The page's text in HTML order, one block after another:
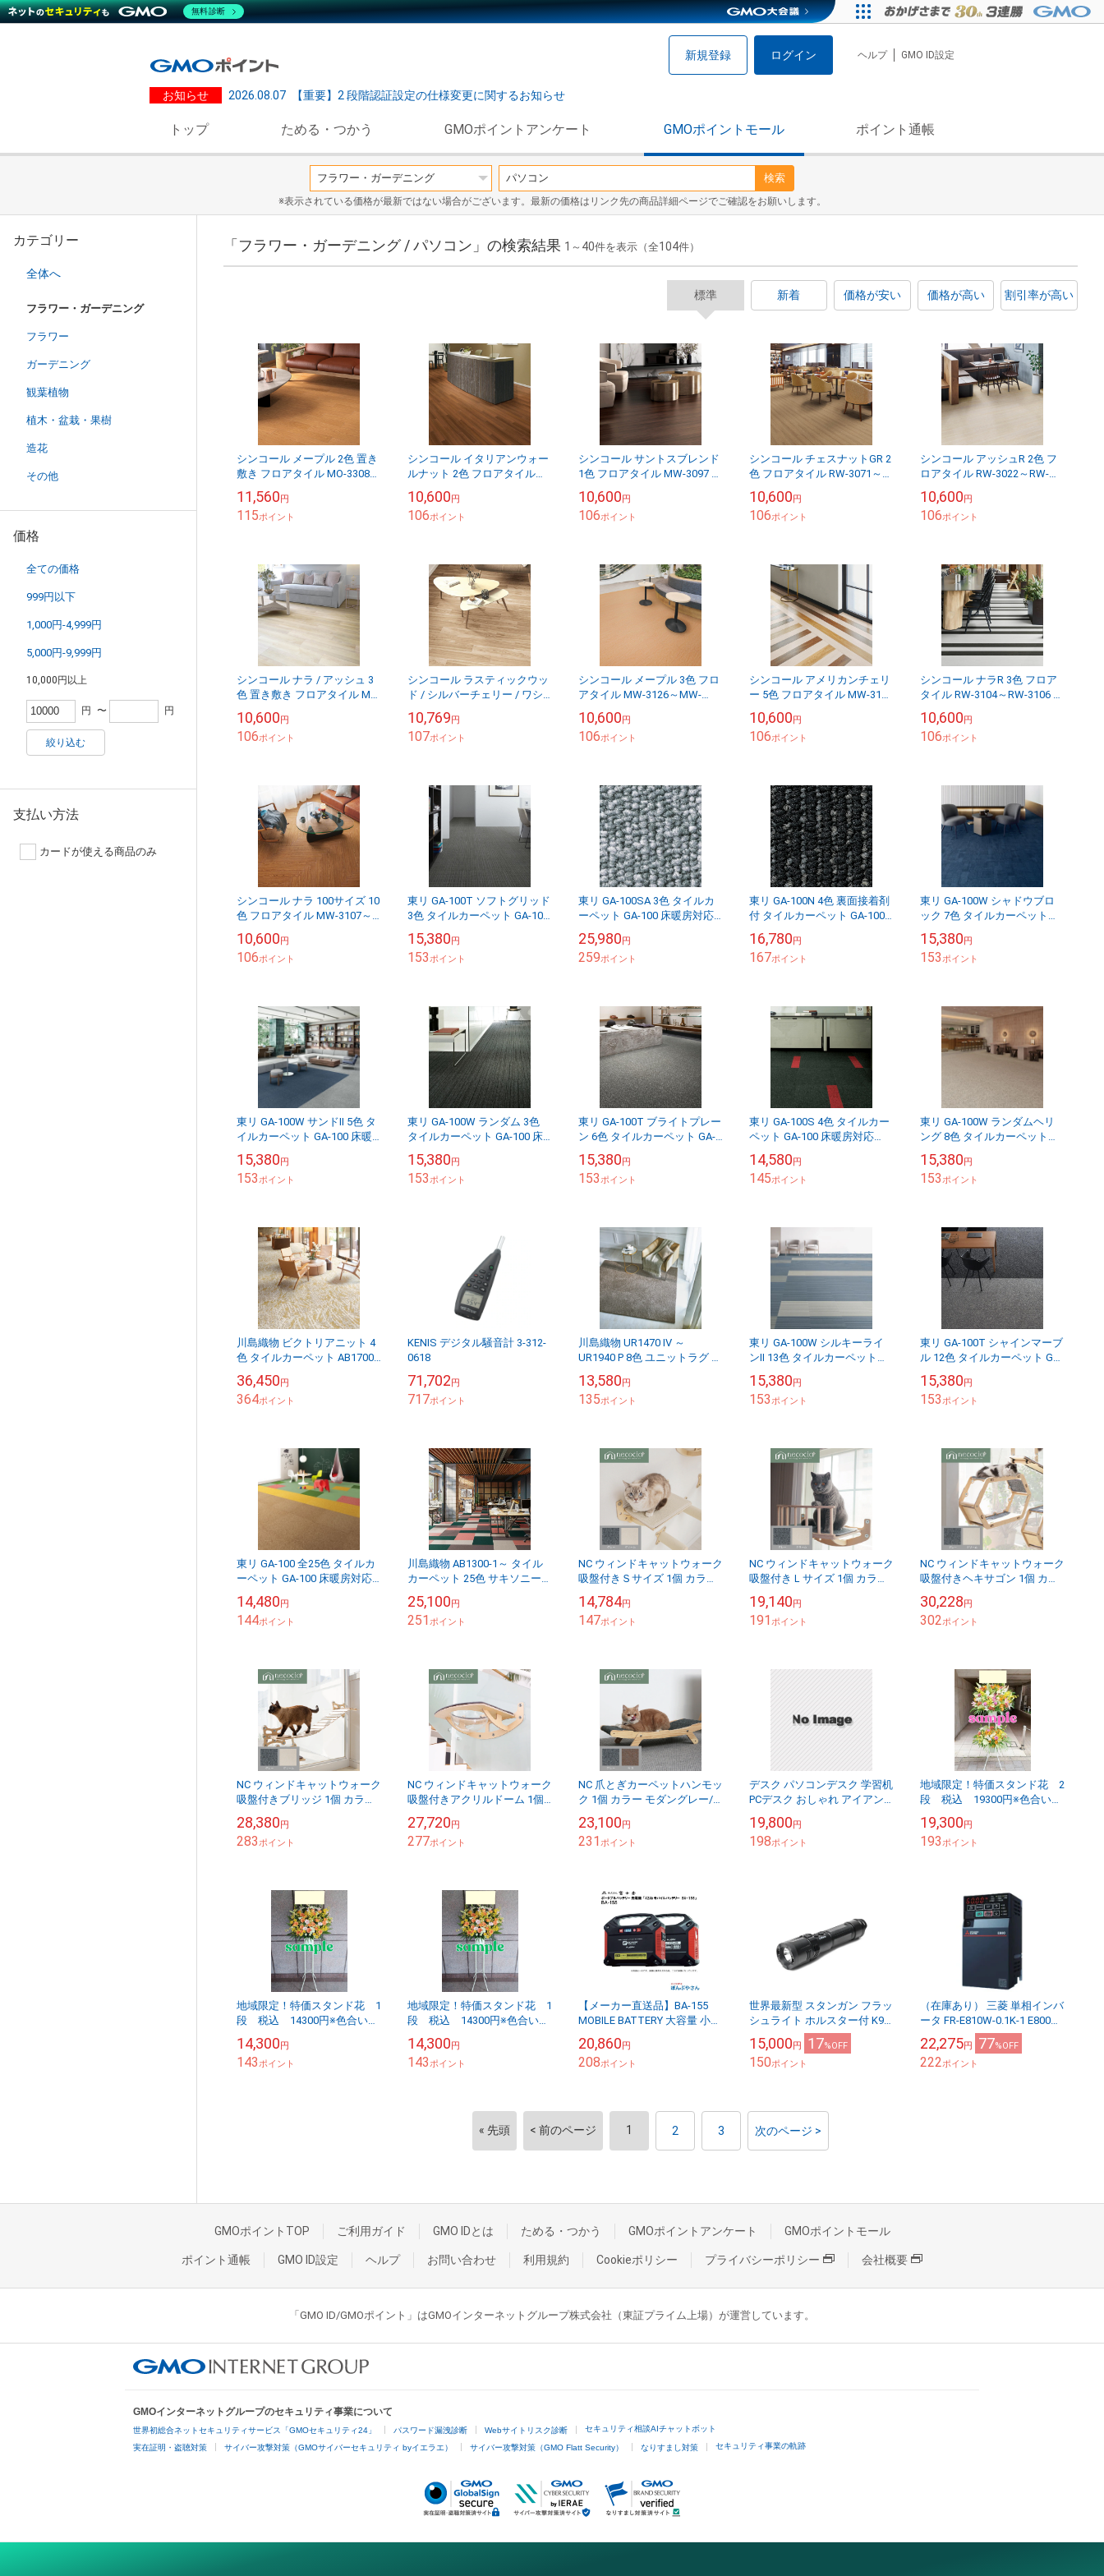
新規登録 ログイン ヘルプ GMO ID設定
お知らせ 2026.08.07 【重要】2 段階認証設定の仕様変更に関するお知らせ
トップ ためる・つかう GMOポイントアンケート GMOポイントモール ポイント通帳
検索
※表示されている価格が最新ではない場合がございます。最新の価格はリンク先の商品詳細ページでご確認をお願いします。
カテゴリー
全体へ
フラワー・ガーデニング
フラワー
ガーデニング
観葉植物
植木・盆栽・果樹
造花
その他
価格
全ての価格
999円以下
1,000円-4,999円
5,000円-9,999円
10,000円以上
円 〜 円
絞り込む
支払い方法
カードが使える商品のみ
「フラワー・ガーデニング / パソコン」の検索結果 1 ～ 40件を表示（全104件）
標準 新着 価格が安い 価格が高い 割引率が高い
シンコール メープル 2色 置き
敷き フロアタイル MO-3308～
2028 1ケース36枚入...
11,560円
115ポイント
シンコール イタリアンウォー
ルナット 2色 フロアタイル
ネラ2025-2028 1ケース4...
10,600円
106ポイント
シンコール サントスブレンド
1色 フロアタイル MW-3097 マ
枚入り（販売単位：ケー...
10,600円
106ポイント
シンコール チェスナットGR 2
色 フロアタイル RW-3071～
2028 1ケース46枚入り...
10,600円
106ポイント
シンコール アッシュR 2色 フ
ロアタイル RW-3022～RW-
ケース46枚入り（販売...
10,600円
106ポイント
シンコール ナラ / アッシュ 3
色 置き敷き フロアタイル MO-
2025-2028 1ケー...
10,600円
106ポイント
シンコール ラスティックウッ
ド / シルバーチェリー / ワシ
フロアタイル MO-3301～MO...
10,769円
107ポイント
シンコール メープル 3色 フロ
アタイル MW-3126～MW-
ケース46枚入り（販売単...
10,600円
106ポイント
シンコール アメリカンチェリ
ー 5色 フロアタイル MW-3121
2028 1ケース46枚入...
10,600円
106ポイント
シンコール ナラR 3色 フロア
タイル RW-3104～RW-3106 マ
枚入り（販売単位...
10,600円
106ポイント
シンコール ナラ 100サイズ 10
色 フロアタイル MW-3107～
2028 1ケース46枚...
10,600円
106ポイント
東リ GA-100T ソフトグリッド
3色 タイルカーペット GA-100
ス）
15,380円
153ポイント
東リ GA-100SA 3色 タイルカ
ーペット GA-100 床暖房対応
25,980円
259ポイント
東リ GA-100N 4色 裏面接着剤
付 タイルカーペット GA-100
16,780円
167ポイント
東リ GA-100W シャドウブロ
ック 7色 タイルカーペット
位：ケース）
15,380円
153ポイント
東リ GA-100W サンドⅡ 5色 タ
イルカーペット GA-100 床暖
15,380円
153ポイント
東リ GA-100W ランダム 3色
タイルカーペット GA-100 床
ス）
15,380円
153ポイント
東リ GA-100T ブライトプレー
ン 6色 タイルカーペット GA-
ケース）
15,380円
153ポイント
東リ GA-100S 4色 タイルカー
ペット GA-100 床暖房対応
14,580円
145ポイント
東リ GA-100W ランダムヘリ
ング 8色 タイルカーペット
位：ケース）
15,380円
153ポイント
川島織物 ビクトリアニット 4
色 タイルカーペット AB1700-
ース）
36,450円
364ポイント
KENIS デジタル騒音計 3-312-
0618
71,702円
717ポイント
川島織物 UR1470 IV ～
UR1940 P 8色 ユニットラグ ソ
(購入単位：ケース)
13,580円
135ポイント
東リ GA-100W シルキーライ
ンⅡ 13色 タイルカーペット
位：ケース）
15,380円
153ポイント
東リ GA-100T シャインマーブ
ル 12色 タイルカーペット GA-
ケース）
15,380円
153ポイント
東リ GA-100 全25色 タイルカ
ーペット GA-100 床暖房対応
位：ケース）
14,480円
144ポイント
川島織物 AB1300-1～ タイル
カーペット 25色 サキソニーエ
25,100円
251ポイント
NC ウィンドキャットウォーク
吸盤付きＳサイズ 1個 カラー
#ネコシア necocia ねこ ca...
14,784円
147ポイント
NC ウィンドキャットウォーク
吸盤付きＬサイズ 1個 カラー
#ネコシア necocia ねこ ca...
19,140円
191ポイント
NC ウィンドキャットウォーク
吸盤付きヘキサゴン 1個 カラ
ーム #ネコシア necocia ねこ
c...
30,228円
302ポイント
NC ウィンドキャットウォーク
吸盤付きブリッジ 1個 カラー
#ネコシア necocia ねこ ca...
28,380円
283ポイント
NC ウィンドキャットウォーク
吸盤付きアクリルドーム 1個
catwalk ペット
27,720円
277ポイント
NC 爪とぎカーペットハンモッ
ク 1個 カラー モダングレー/
necocia ねこ ツメとぎ ペット
23,100円
231ポイント
デスク パソコンデスク 学習机
PCデスク おしゃれ アイアン
COLLEND コレンド 約幅818×
奥行4...
19,800円
198ポイント
地域限定！特価スタンド花 2
段 税込 19300円※色合い指
場合は22000円税込～
19,300円
193ポイント
地域限定！特価スタンド花 1
段 税込 14300円※色合い指
場合は16500円税込～
14,300円
143ポイント
地域限定！特価スタンド花 1
段 税込 14300円※色合い指
場合は16500円税込～
14,300円
143ポイント
【メーカー直送品】BA-155
MOBILE BATTERY 大容量 小型
式会社 富士倉 フジクラ...
20,860円
208ポイント
世界最新型 スタンガン フラッ
シュライト ホルスター付 K99-
PRO 防犯 護身用 女性の夜道の
一人歩き 18歳以上用
15,000円 17%OFF
150ポイント
（在庫あり） 三菱 単相インバ
ータ FR-E810W-0.1K-1 E800シ
リーズ 単相100V入力 0.1kW
(三相モーター...
22,275円 77%OFF
222ポイント
« 先頭 < 前のページ 1 2 3 次のページ >
GMOポイントTOP ご利用ガイド GMO IDとは ためる・つかう GMOポイントアンケート GMOポイントモール
ポイント通帳 GMO ID設定 ヘルプ お問い合わせ 利用規約 Cookieポリシー プライバシーポリシー 会社概要
「GMO ID/GMOポイント」はGMOインターネットグループ株式会社（東証プライム上場）が運営しています。
GMOインターネットグループのセキュリティ事業について
世界初総合ネットセキュリティサービス「GMOセキュリティ24」 パスワード漏洩診断 Webサイトリスク診断 セキュリティ相談AIチャットボット
実在証明・盗聴対策 サイバー攻撃対策（GMOサイバーセキュリティ byイエラエ） サイバー攻撃対策（GMO Flatt Security） なりすまし対策 セキュリティ事業の軌跡
無料診断